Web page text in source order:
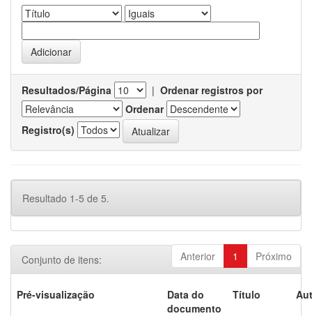
Resultados/Página | Ordenar registros por
Ordenar
Registro(s)
Resultado 1-5 de 5.
Anterior 1 Próximo
Conjunto de itens:
Pré-visualização
Data do
documento
Título